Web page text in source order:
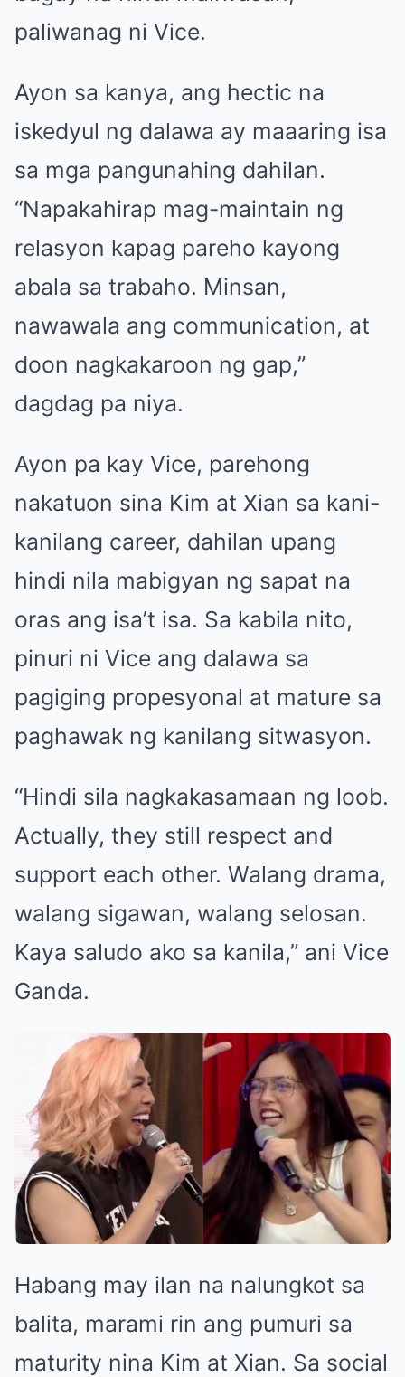
paliwanag ni Vice.
Ayon sa kanya, ang hectic na
iskedyul ng dalawa ay maaaring isa
sa mga pangunahing dahilan.
“Napakahirap mag-maintain ng
relasyon kapag pareho kayong
abala sa trabaho. Minsan,
nawawala ang communication, at
doon nagkakaroon ng gap,”
dagdag pa niya.
Ayon pa kay Vice, parehong
nakatuon sina Kim at Xian sa kani-
kanilang career, dahilan upang
hindi nila mabigyan ng sapat na
oras ang isa’t isa. Sa kabila nito,
pinuri ni Vice ang dalawa sa
pagiging propesyonal at mature sa
paghawak ng kanilang sitwasyon.
“Hindi sila nagkakasamaan ng loob.
Actually, they still respect and
support each other. Walang drama,
walang sigawan, walang selosan.
Kaya saludo ako sa kanila,” ani Vice
Ganda.
Habang may ilan na nalungkot sa
balita, marami rin ang pumuri sa
maturity nina Kim at Xian. Sa social